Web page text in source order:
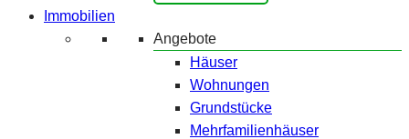
Immobilien
Angebote
Häuser
Wohnungen
Grundstücke
Mehrfamilienhäuser